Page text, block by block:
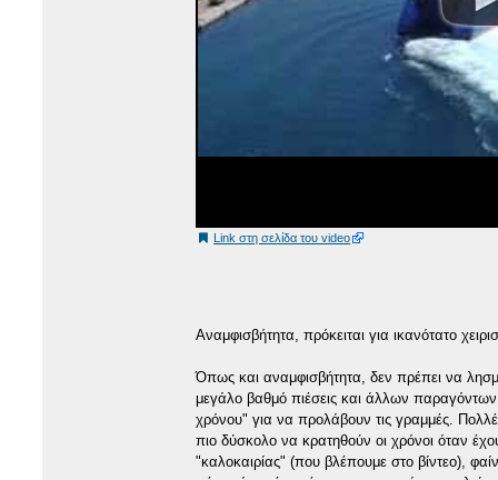
Link στη σελίδα του video
Αναμφισβήτητα, πρόκειται για ικανότατο
Όπως και αναμφισβήτητα, δεν πρέπει να
μεγάλο βαθμό πιέσεις και άλλων
χρόνου" για να προλάβουν τις γραμμές.
πιο δύσκολο να κρατηθούν οι χρόνοι όταν
"καλοκαιρίας" (που βλέπουμε στο βίντεο),